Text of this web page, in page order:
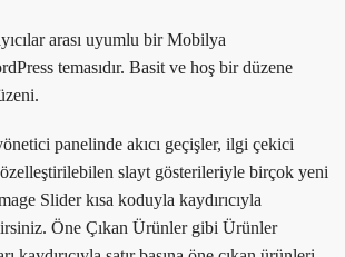
arası uyumlu bir Mobilya
temasıdır. Basit ve hoş bir düzene
panelinde akıcı geçişler, ilgi çekici
slayt gösterileriyle birçok yeni
Slider kısa koduyla kaydırıcıyla
Öne Çıkan Ürünler gibi Ürünler